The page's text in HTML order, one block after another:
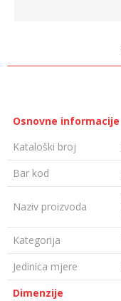
Osnovne informacije
Kataloški broj
Bar kod
Naziv proizvoda
Kategorija
Jedinica mjere
Dimenzije